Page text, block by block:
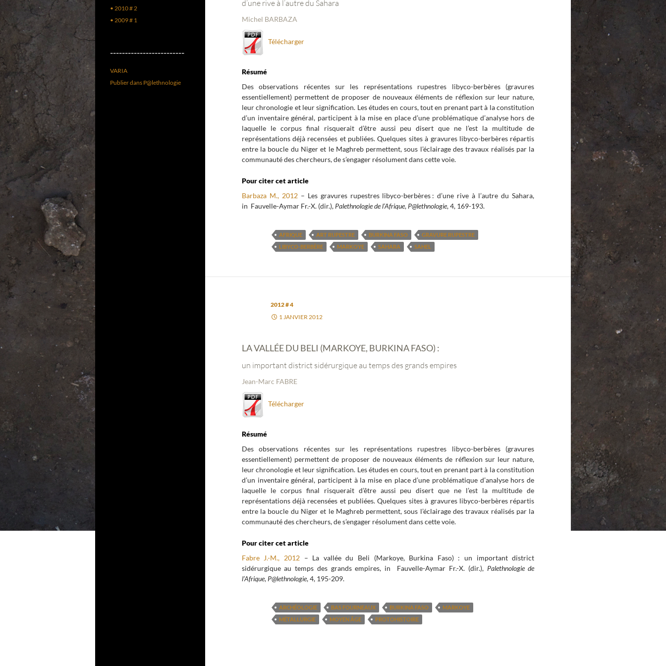
d’une rive à l’autre du Sahara
Michel BARBAZA
Télécharger
Résumé
Des observations récentes sur les représentations rupestres libyco-berbères (gravures
essentiellement) permettent de proposer de nouveaux éléments de réflexion sur leur nature,
leur chronologie et leur signification. Les études en cours, tout en prenant part à la constitution
d’un inventaire général, participent à la mise en place d’une problématique d’analyse hors de
laquelle le corpus final risquerait d’être aussi peu disert que ne l’est la multitude de
représentations déjà recensées et publiées. Quelques sites à gravures libyco-berbères répartis
entre la boucle du Niger et le Maghreb permettent, sous l’éclairage des travaux réalisés par la
communauté des chercheurs, de s’engager résolument dans cette voie.
Pour citer cet article
Barbaza M., 2012 – Les gravures rupestres libyco-berbères : d’une rive à l’autre du Sahara,
in Fauvelle-Aymar Fr.-X. (dir.), Palethnologie de l’Afrique, P@lethnologie, 4, 169-193.
AFRIQUE ART RUPESTRE BURKINA FASO
GRAVURE RUPESTRE
LIBYCO-BERBÈRE
MARKOYE SAHARA SAHEL
2012 # 4
1 JANVIER 2012
LA VALLÉE DU BELI (MARKOYE, BURKINA FASO) :
un important district sidérurgique au temps des grands empires
Jean-Marc FABRE
Télécharger
Résumé
Des observations récentes sur les représentations rupestres libyco-berbères (gravures
essentiellement) permettent de proposer de nouveaux éléments de réflexion sur leur nature,
leur chronologie et leur signification. Les études en cours, tout en prenant part à la constitution
d’un inventaire général, participent à la mise en place d’une problématique d’analyse hors de
laquelle le corpus final risquerait d’être aussi peu disert que ne l’est la multitude de
représentations déjà recensées et publiées. Quelques sites à gravures libyco-berbères répartis
entre la boucle du Niger et le Maghreb permettent, sous l’éclairage des travaux réalisés par la
communauté des chercheurs, de s’engager résolument dans cette voie.
Pour citer cet article
Fabre J.-M., 2012 – La vallée du Beli (Markoye, Burkina Faso) : un important district
sidérurgique au temps des grands empires, in Fauvelle-Aymar Fr.-X. (dir.), Palethnologie de
l’Afrique, P@lethnologie, 4, 195-209.
ARCHÉOLOGIE BAS FOURNEAUX BURKINA FASO
MARKOYE
MÉTALLURGIE
MOYEN ÂGE PROTOHISTOIRE
• 2010 # 2
• 2009 # 1
–––––––––––––––––––––––––
VARIA
Publier dans P@lethnologie